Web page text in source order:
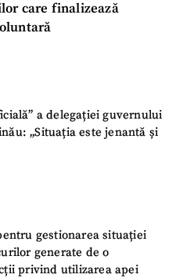
care finalizează
a delegației guvernului
„Situația este jenantă și
gestionarea situației
generate de o
privind utilizarea apei